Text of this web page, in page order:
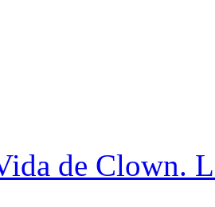
de Clown.